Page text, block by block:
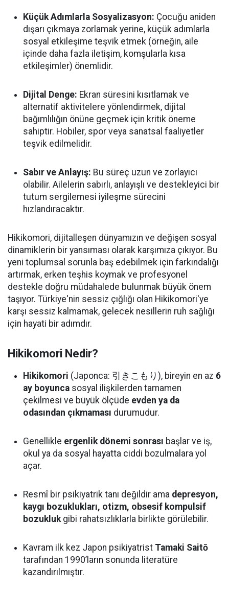
Küçük Adımlarla Sosyalizasyon: Çocuğu aniden
dışarı çıkmaya zorlamak yerine, küçük adımlarla
sosyal etkileşime teşvik etmek (örneğin, aile
içinde daha fazla iletişim, komşularla kısa
etkileşimler) önemlidir.
Dijital Denge: Ekran süresini kısıtlamak ve
alternatif aktivitelere yönlendirmek, dijital
bağımlılığın önüne geçmek için kritik öneme
sahiptir. Hobiler, spor veya sanatsal faaliyetler
teşvik edilmelidir.
Sabır ve Anlayış: Bu süreç uzun ve zorlayıcı
olabilir. Ailelerin sabırlı, anlayışlı ve destekleyici bir
tutum sergilemesi iyileşme sürecini
hızlandıracaktır.
Hikikomori, dijitalleşen dünyamızın ve değişen sosyal
dinamiklerin bir yansıması olarak karşımıza çıkıyor. Bu
yeni toplumsal sorunla baş edebilmek için farkındalığı
artırmak, erken teşhis koymak ve profesyonel
destekle doğru müdahalede bulunmak büyük önem
taşıyor. Türkiye'nin sessiz çığlığı olan Hikikomori'ye
karşı sessiz kalmamak, gelecek nesillerin ruh sağlığı
için hayati bir adımdır.
Hikikomori Nedir?
Hikikomori (Japonca: 引きこもり), bireyin en az 6
ay boyunca sosyal ilişkilerden tamamen
çekilmesi ve büyük ölçüde evden ya da
odasından çıkmaması durumudur.
Genellikle ergenlik dönemi sonrası başlar ve iş,
okul ya da sosyal hayatta ciddi bozulmalara yol
açar.
Resmî bir psikiyatrik tanı değildir ama depresyon,
kaygı bozuklukları, otizm, obsesif kompulsif
bozukluk gibi rahatsızlıklarla birlikte görülebilir.
Kavram ilk kez Japon psikiyatrist Tamaki Saitō
tarafından 1990’ların sonunda literatüre
kazandırılmıştır.